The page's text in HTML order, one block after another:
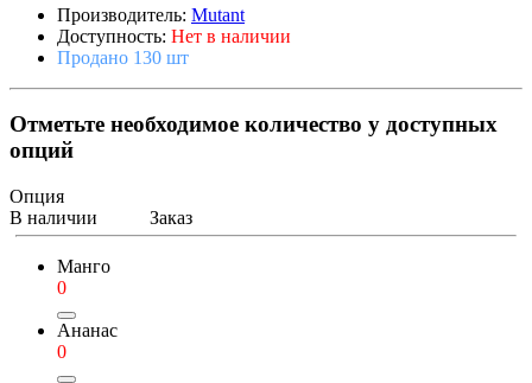
Производитель: Mutant
Доступность: Нет в наличии
Продано 130 шт
Отметьте необходимое количество у доступных
опций
Опция
В наличии
Заказ
Манго
0
Ананас
0